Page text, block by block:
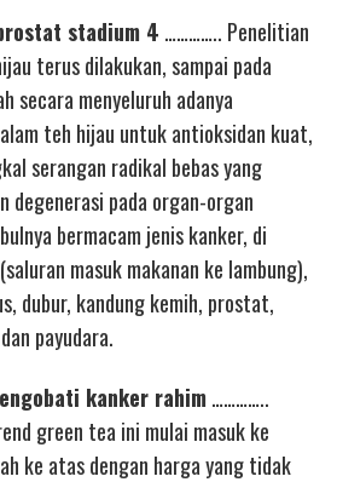
stadium 4 ………….. Penelitian
terus dilakukan, sampai pada
secara menyeluruh adanya
teh hijau untuk antioksidan kuat,
serangan radikal bebas yang
degenerasi pada organ-organ
bermacam jenis kanker, di
masuk makanan ke lambung),
dubur, kandung kemih, prostat,
payudara.
kanker rahim …………..
green tea ini mulai masuk ke
ke atas dengan harga yang tidak